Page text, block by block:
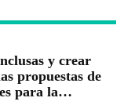
y crear
propuestas de
para la